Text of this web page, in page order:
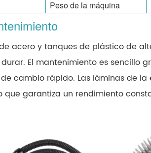
Peso de la máquina
acero y tanques de plástico de
El mantenimiento es sencillo
cambio rápido. Las láminas de
que garantiza un rendimiento